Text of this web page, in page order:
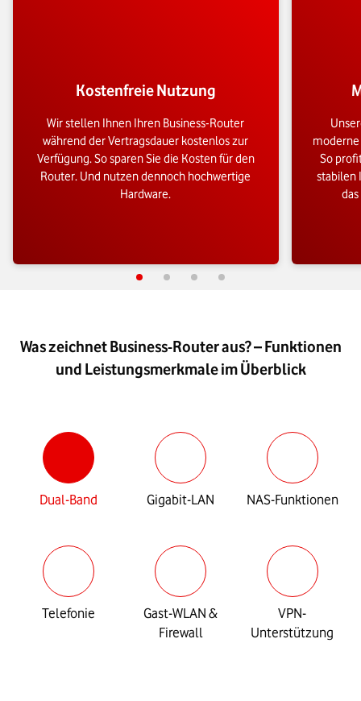
Kostenfreie Nutzung
Wir stellen Ihnen Ihren Business-Router
während der Vertragsdauer kostenlos zur
Verfügung. So sparen Sie die Kosten für den
Router. Und nutzen dennoch hochwertige
Hardware.
moderne
So
stabilen
Was zeichnet Business-Router aus? – Funktionen
und Leistungsmerkmale im Überblick
Dual-Band Gigabit-LAN NAS-Funktionen
Telefonie
Gast-WLAN &
Firewall
VPN-
Unterstützung